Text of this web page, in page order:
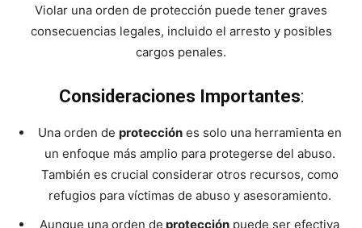
Violar una orden de protección puede tener graves
consecuencias legales, incluido el arresto y posibles
cargos penales.
Consideraciones Importantes:
Una orden de protecciónes solo una herramienta en
un enfoque más amplio para protegerse del abuso.
También es crucial considerar otros recursos, como
refugios para víctimas de abuso y asesoramiento.
Aunque una orden de protección puede ser efectiva